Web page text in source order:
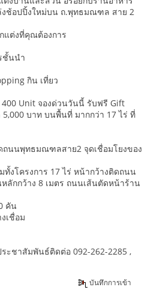
ช้อปปิ้งใหม่บน ถ.พุทธมณฑล สาย 2
แต่งที่คุณต้องการ
ชั้นนำ
กิน เที่ยว
400 Unit จองด่วนวันนี้ รับฟรี Gift
บาท บนพื้นที่ มากกว่า 17 ไร่ ที่
ถนนพุทธมณฑลสาย2 จุดเชื่อมโยงของ
งโครงการ 17 ไร่ หน้ากว้างติดถนน
ลักกว้าง 8 เมตร ถนนเส้นตัดหน้าร้าน
คัน
เชื่อม
ะชาสัมพันธ์ติดต่อ 092-262-2285 ,
บันทึกการเข้า